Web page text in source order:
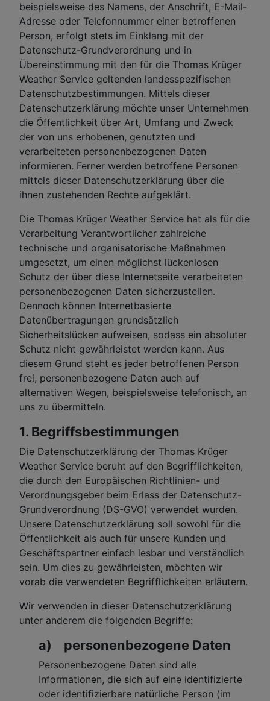
beispielsweise des Namens, der Anschrift, E-Mail-
Adresse oder Telefonnummer einer betroffenen
Person, erfolgt stets im Einklang mit der
Datenschutz-Grundverordnung und in
Übereinstimmung mit den für die Thomas Krüger
Weather Service geltenden landesspezifischen
Datenschutzbestimmungen. Mittels dieser
Datenschutzerklärung möchte unser Unternehmen
die Öffentlichkeit über Art, Umfang und Zweck
der von uns erhobenen, genutzten und
verarbeiteten personenbezogenen Daten
informieren. Ferner werden betroffene Personen
mittels dieser Datenschutzerklärung über die
ihnen zustehenden Rechte aufgeklärt.
Die Thomas Krüger Weather Service hat als für die
Verarbeitung Verantwortlicher zahlreiche
technische und organisatorische Maßnahmen
umgesetzt, um einen möglichst lückenlosen
Schutz der über diese Internetseite verarbeiteten
personenbezogenen Daten sicherzustellen.
Dennoch können Internetbasierte
Datenübertragungen grundsätzlich
Sicherheitslücken aufweisen, sodass ein absoluter
Schutz nicht gewährleistet werden kann. Aus
diesem Grund steht es jeder betroffenen Person
frei, personenbezogene Daten auch auf
alternativen Wegen, beispielsweise telefonisch, an
uns zu übermitteln.
1. Begriffsbestimmungen
Die Datenschutzerklärung der Thomas Krüger
Weather Service beruht auf den Begrifflichkeiten,
die durch den Europäischen Richtlinien- und
Verordnungsgeber beim Erlass der Datenschutz-
Grundverordnung (DS-GVO) verwendet wurden.
Unsere Datenschutzerklärung soll sowohl für die
Öffentlichkeit als auch für unsere Kunden und
Geschäftspartner einfach lesbar und verständlich
sein. Um dies zu gewährleisten, möchten wir
vorab die verwendeten Begrifflichkeiten erläutern.
Wir verwenden in dieser Datenschutzerklärung
unter anderem die folgenden Begriffe:
a) personenbezogene Daten
Personenbezogene Daten sind alle
Informationen, die sich auf eine identifizierte
oder identifizierbare natürliche Person (im